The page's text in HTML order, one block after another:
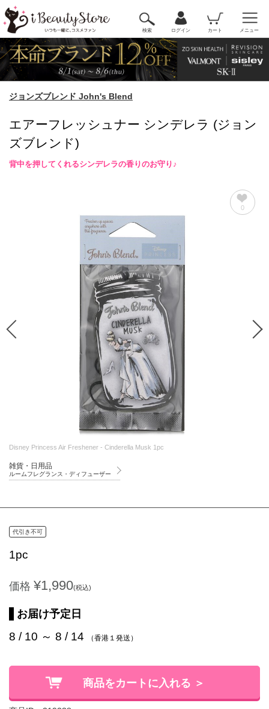
検索 ログイン カート メニュー
ジョンズブレンド John's Blend
エアーフレッシュナー シンデレラ (ジョン
ズブレンド)
背中を押してくれるシンデレラの香りのお守り♪
0
Disney Princess Air Freshener - Cinderella Musk 1pc
雑貨・日用品
ルームフレグランス・ディフューザー
代引き不可
1pc
価格 ¥1,990(税込)
お届け予定日
8 / 10 ～ 8 / 14 （香港１発送）
商品をカートに入れる ＞